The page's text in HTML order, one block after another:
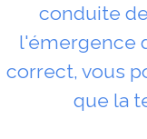
conduite
l'émergence
correct, vous
que la